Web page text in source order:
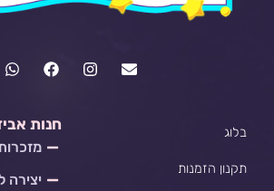
E
n
I
n
F
a
b
o
W
h
s
p
בלוג
תקנון הזמנות
חנות
יצירה